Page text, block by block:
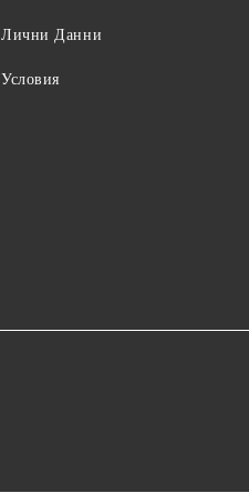
Лични Данни
Условия